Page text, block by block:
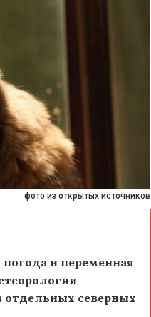
фото из открытых источников
и переменная
северных